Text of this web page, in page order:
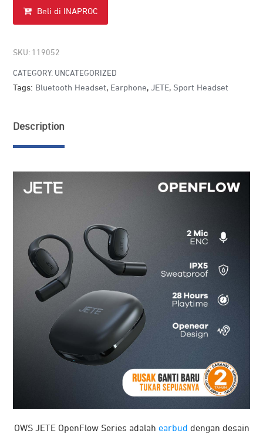
Beli di INAPROC
SKU: 119052
CATEGORY: UNCATEGORIZED
Tags: Bluetooth Headset, Earphone, JETE, Sport Headset
Description
OWS JETE OpenFlow Series adalah earbud dengan desain